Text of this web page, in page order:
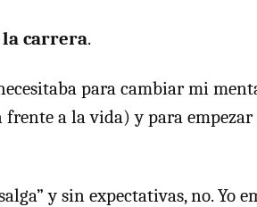
la carrera.
para cambiar mi
a la vida) y para empezar
y sin expectativas, no. Yo